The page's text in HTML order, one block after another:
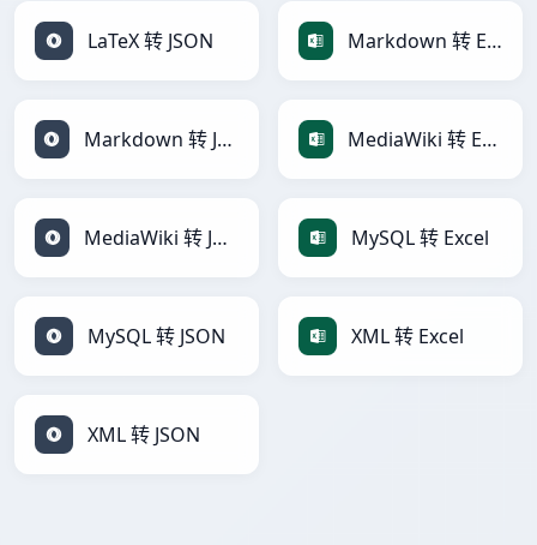
LaTeX 转 JSON Markdown 转 Excel
Markdown 转 JSON MediaWiki 转 Excel
MediaWiki 转 JSON MySQL 转 Excel
MySQL 转 JSON XML 转 Excel
XML 转 JSON